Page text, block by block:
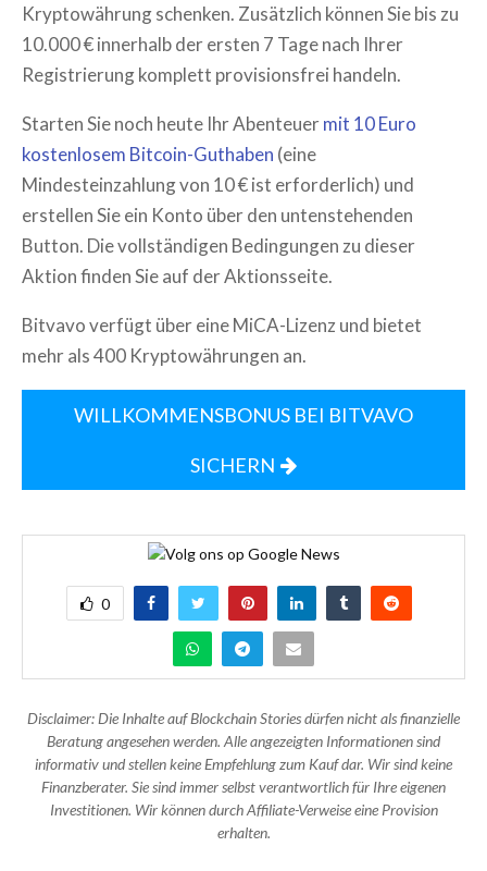
Kryptowährung schenken. Zusätzlich können Sie bis zu
10.000 € innerhalb der ersten 7 Tage nach Ihrer
Registrierung komplett provisionsfrei handeln.
Starten Sie noch heute Ihr Abenteuermit 10 Euro
kostenlosem Bitcoin-Guthaben (eine
Mindesteinzahlung von 10 € ist erforderlich) und
erstellen Sie ein Konto über den untenstehenden
Button. Die vollständigen Bedingungen zu dieser
Aktion finden Sie auf der Aktionsseite.
Bitvavo verfügt über eine MiCA-Lizenz und bietet
mehr als 400 Kryptowährungen an.
WILLKOMMENSBONUS BEI BITVAVO
SICHERN
0
Disclaimer: Die Inhalte auf Blockchain Stories dürfen nicht als finanzielle
Beratung angesehen werden. Alle angezeigten Informationen sind
informativ und stellen keine Empfehlung zum Kauf dar. Wir sind keine
Finanzberater. Sie sind immer selbst verantwortlich für Ihre eigenen
Investitionen. Wir können durch Affiliate-Verweise eine Provision
erhalten.